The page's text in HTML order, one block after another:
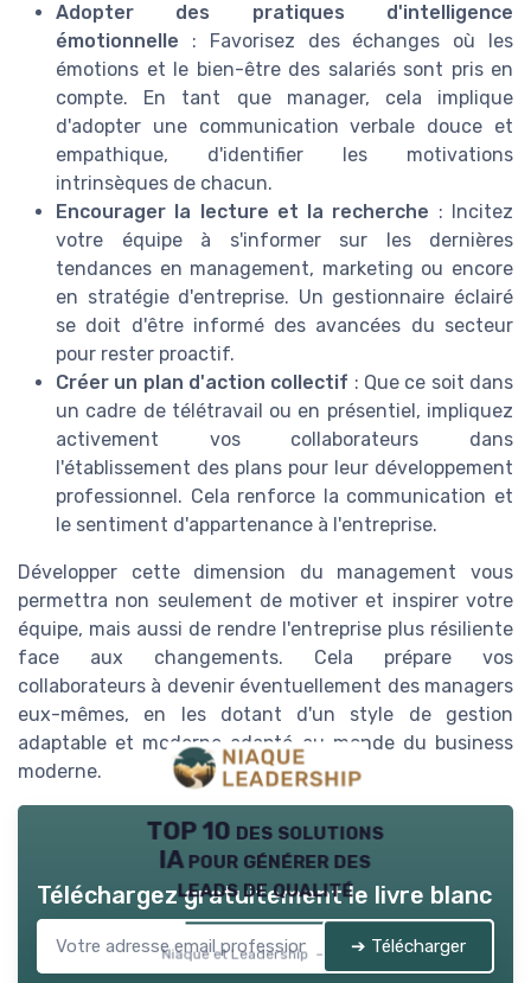
Adopter des pratiques d'intelligence
émotionnelle : Favorisez des échanges où les
émotions et le bien-être des salariés sont pris en
compte. En tant que manager, cela implique
d'adopter une communication verbale douce et
empathique, d'identifier les motivations
intrinsèques de chacun.
Encourager la lecture et la recherche : Incitez
votre équipe à s'informer sur les dernières
tendances en management, marketing ou encore
en stratégie d'entreprise. Un gestionnaire éclairé
se doit d'être informé des avancées du secteur
pour rester proactif.
Créer un plan d'action collectif : Que ce soit dans
un cadre de télétravail ou en présentiel, impliquez
activement vos collaborateurs dans
l'établissement des plans pour leur développement
professionnel. Cela renforce la communication et
le sentiment d'appartenance à l'entreprise.
Développer cette dimension du management vous
permettra non seulement de motiver et inspirer votre
équipe, mais aussi de rendre l'entreprise plus résiliente
face aux changements. Cela prépare vos
collaborateurs à devenir éventuellement des managers
eux-mêmes, en les dotant d'un style de gestion
adaptable et moderne adapté au monde du business
moderne.
TOP 10 des solutions
IA pour générer des
leads de qualité
Niaque et Leadership — 2026
Téléchargez gratuitement le livre blanc
➔ Télécharger